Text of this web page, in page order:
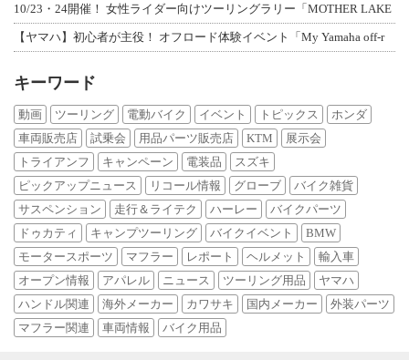
10/23・24開催！ 女性ライダー向けツーリングラリー「MOTHER LAKE
【ヤマハ】初心者が主役！ オフロード体験イベント「My Yamaha off-r
キーワード
動画 ツーリング 電動バイク イベント トピックス
ホンダ
車両販売店
試乗会 用品パーツ販売店 KTM
展示会
トライアンフ
キャンペーン 電装品
スズキ
ピックアップニュース
リコール情報 グローブ
バイク雑貨
サスペンション
走行＆ライテク ハーレー
バイクパーツ
ドゥカティ
キャンプツーリング バイクイベント
BMW
モータースポーツ
マフラー レポート ヘルメット
輸入車
オープン情報
アパレル ニュース ツーリング用品
ヤマハ
ハンドル関連
海外メーカー カワサキ 国内メーカー
外装パーツ
マフラー関連
車両情報 バイク用品